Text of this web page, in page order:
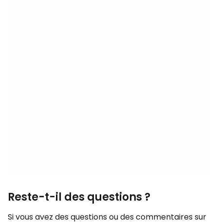
Reste-t-il des questions ?
Si vous avez des questions ou des commentaires sur